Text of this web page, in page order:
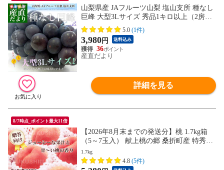
山梨県産 JAフルーツ山梨 塩山支所 種なし
巨峰 大型3Lサイズ 秀品1キロ以上（2房入
り）送料無料 ぶどう ブドウ 黒ぶどう 黒ブ
ドウ
5.0 (1件)
3,980円 送料込み
36
産直だより
詳細を見る
8/7時点_ポイント最大11倍
【2026年8月末までの発送分】桃 1.7kg箱
（5～7玉入） 献上桃の郷 桑折町産 特秀品
硬め 品種指定不可 贈答 ギフト プレゼント
1.7kg
4.8 (5件)